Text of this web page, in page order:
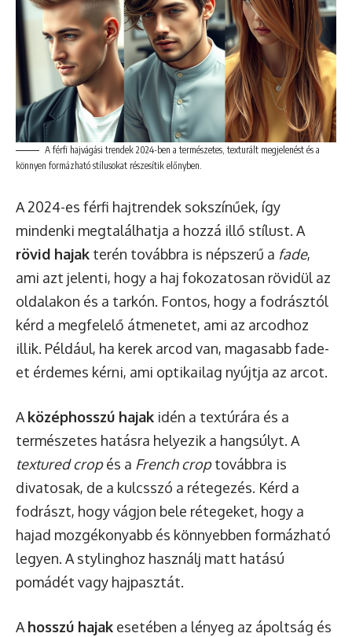
A férfi hajvágási trendek 2024-ben a természetes, texturált megjelenést és a
könnyen formázható stílusokat részesítik előnyben.
A 2024-es férfi hajtrendek sokszínűek, így
mindenki megtalálhatja a hozzá illő stílust. A
rövid hajak terén továbbra is népszerű a fade,
ami azt jelenti, hogy a haj fokozatosan rövidül az
oldalakon és a tarkón. Fontos, hogy a fodrásztól
kérd a megfelelő átmenetet, ami az arcodhoz
illik. Például, ha kerek arcod van, magasabb fade-
et érdemes kérni, ami optikailag nyújtja az arcot.
A középhosszú hajak idén a textúrára és a
természetes hatásra helyezik a hangsúlyt. A
textured cropés a French croptovábbra is
divatosak, de a kulcsszó a rétegezés. Kérd a
fodrászt, hogy vágjon bele rétegeket, hogy a
hajad mozgékonyabb és könnyebben formázható
legyen. A stylinghoz használj matt hatású
pomádét vagy hajpasztát.
A hosszú hajak esetében a lényeg az ápoltság és